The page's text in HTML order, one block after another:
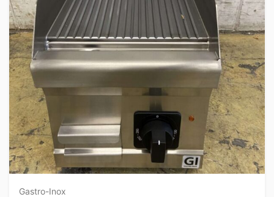
Gastro-Inox